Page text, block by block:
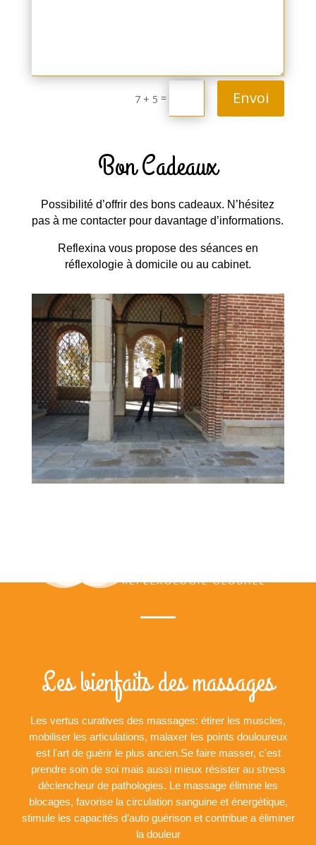
7 + 5 = Envoi
Bon Cadeaux
Possibilité d’offrir des bons cadeaux. N’hésitez
pas à me contacter pour davantage d’informations.
Reflexina vous propose des séances en
réflexologie à domicile ou au cabinet.
Les bienfaits des massages
Les vertus curatives des massages: étirer les muscles,
mobiliser les articulations, malaxer les points douloureux
est l'art de guérir le plus ancien.Se faire masser, c'est
prendre soin de soi mais aussi mieux résister au stress
déclencheur de pathologies. Le massage élimine les
blocages, favorise la circulation sanguine et énergétique,
stimule les capacités d’auto guérison et contribue a éliminer
la douleur